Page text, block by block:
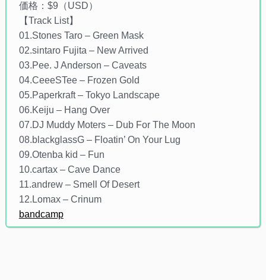
価格：$9（USD）
【Track List】
01.Stones Taro – Green Mask
02.sintaro Fujita – New Arrived
03.Pee. J Anderson – Caveats
04.CeeeSTee – Frozen Gold
05.Paperkraft – Tokyo Landscape
06.Keiju – Hang Over
07.DJ Muddy Moters – Dub For The Moon
08.blackglassG – Floatin’ On Your Lug
09.Otenba kid – Fun
10.cartax – Cave Dance
11.andrew – Smell Of Desert
12.Lomax – Crinum
bandcamp